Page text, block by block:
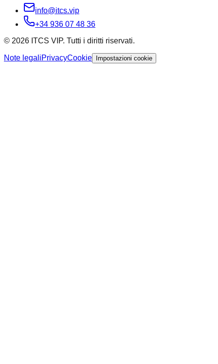
info@itcs.vip
+34 936 07 48 36
© 2026 ITCS VIP. Tutti i diritti riservati.
Note legaliPrivacyCookie Impostazioni cookie